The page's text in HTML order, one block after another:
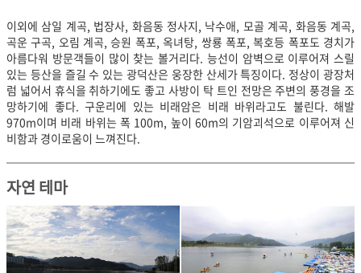
​이외에 삼일 계곡, 법장사, 화음동 정사지, 낙수애, 모골 계곡, 화음동 계곡,
곡운 구곡, 오림 계곡, 승원 폭포, 옥녀탕, 쌍룡 폭포, 복호등 폭포도 경치가
아름다워 방문객들이 많이 찾는 볼거리다. 능선이 암벽으로 이루어져 스릴
있는 등산을 즐길 수 있는 광덕산은 웅장한 산세가 특징이다. 정상이 광장처
럼 넓어서 휴식을 취하기에도 좋고 사방이 탁 트인 전망은 주변의 풍경을 조
망하기에 좋다. 구운리에 있는 비래암은 비래 바위라고도 불린다. 해발
970m이며 비래 바위는 폭 100m, 높이 60m의 기암괴석으로 이루어져 신
비함과 경이로움이 느껴진다.
자연 테마